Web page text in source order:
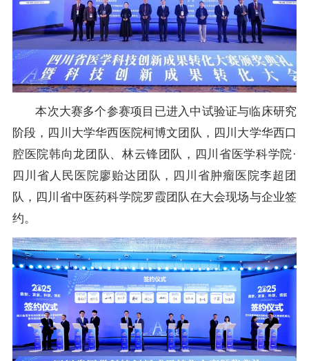
本次大赛多个参赛项目已进入中试验证与临床研究
阶段，四川大学华西医院柯博文团队，四川大学华西口
腔医院韩向龙团队、林云锋团队，四川省医学科学院·
四川省人民医院廖贻达团队，四川省肿瘤医院李超团
队，四川省中医药科学院罗霞团队在大会现场与企业签
约。